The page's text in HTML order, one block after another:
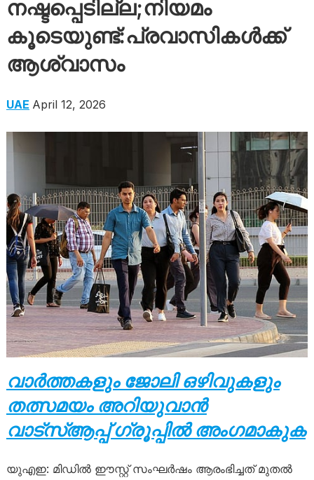
നഷ്ടപ്പെടില്ല;നിയമം
കൂടെയുണ്ട്:പ്രവാസികൾക്ക്
ആശ്വാസം
UAE April 12, 2026
വാർത്തകളും ജോലി ഒഴിവുകളും
തത്സമയം അറിയുവാൻ
വാട്സ്ആപ്പ് ഗ്രൂപ്പിൽ അംഗമാകുക
യുഎഇ: മിഡിൽ ഈസ്റ്റ് സംഘർഷം ആരംഭിച്ചത് മുതൽ